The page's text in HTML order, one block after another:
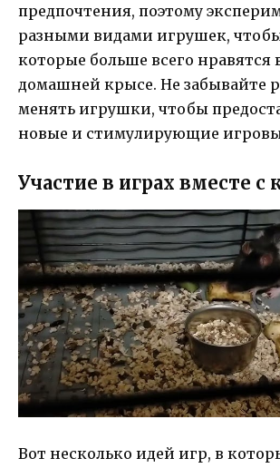
предпочтения, поэтому
разными видами игрушек,
которые больше всего нравятся
домашней крысе. Не забывайте
менять игрушки, чтобы
новые и стимулирующие
Участие в играх вместе с
Вот несколько идей игр, в